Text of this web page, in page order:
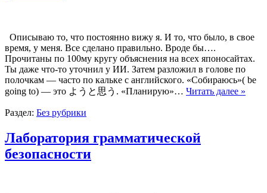
Описываю то, что постоянно вижу я. И то, что было, в свое
время, у меня. Все сделано правильно. Вроде бы….
Прочитаны по 100му кругу объяснения на всех японосайтах.
Ты даже что-то уточнил у ИИ. Затем разложил в голове по
полочкам — часто по кальке с английского. «Собираюсь»( be
going to) — это ようと思う. «Планирую»… Читать далее »
Раздел: Без рубрики
Лаборатория грамматической
безопасности